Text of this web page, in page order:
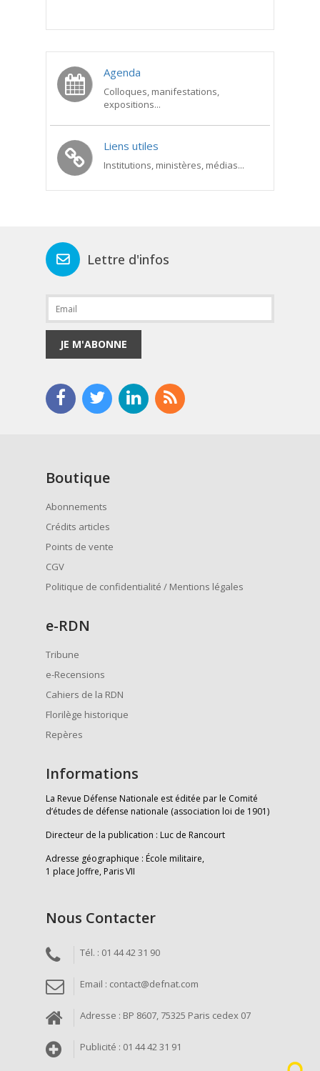
Agenda
Colloques, manifestations,
expositions...
Liens utiles
Institutions, ministères, médias...
Lettre d'infos
JE M'ABONNE
Boutique
Abonnements
Crédits articles
Points de vente
CGV
Politique de confidentialité / Mentions légales
e-RDN
Tribune
e-Recensions
Cahiers de la RDN
Florilège historique
Repères
Informations
La Revue Défense Nationale est éditée par le Comité
d’études de défense nationale (association loi de 1901)
Directeur de la publication : Luc de Rancourt
Adresse géographique : École militaire,
1 place Joffre, Paris VII
Nous Contacter
Tél. : 01 44 42 31 90
Email : contact@defnat.com
Adresse : BP 8607, 75325 Paris cedex 07
Publicité : 01 44 42 31 91